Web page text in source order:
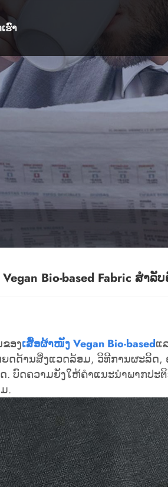
ຮົາ
Bio-based Fabric ສໍາລັ
ອງເສື້ອຜ້າໜັງ Vegan Bio-basedແ
ດດ້ານສິ່ງແວດລ້ອມ, ວິທີການຜະລິດ
. ບົດຄວາມຍັງໃຫ້ຄໍາແນະນໍາພາກປ
.